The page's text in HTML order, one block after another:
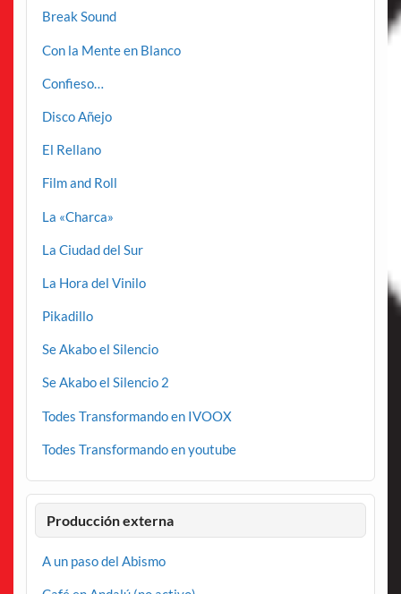
Break Sound
Con la Mente en Blanco
Confieso…
Disco Añejo
El Rellano
Film and Roll
La «Charca»
La Ciudad del Sur
La Hora del Vinilo
Pikadillo
Se Akabo el Silencio
Se Akabo el Silencio 2
Todes Transformando en IVOOX
Todes Transformando en youtube
Producción externa
A un paso del Abismo